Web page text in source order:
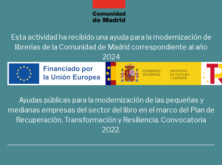
Esta actividad ha recibido una ayuda para la modernización de
librerías de la Comunidad de Madrid correspondiente al año
2024
Ayudas públicas para la modernización de las pequeñas y
medianas empresas del sector del libro en el marco del Plan de
Recuperación, Transformación y Resiliencia. Convocatoria
2022.